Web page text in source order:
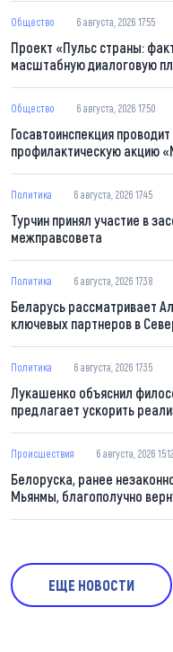
Общество 6 августа, 2026 17:55
Проект «Пульс страны:
масштабную диалоговую
Общество 6 августа, 2026 17:50
Госавтоинспекция
профилактическую акцию
Политика 6 августа, 2026 17:45
Турчин принял участие в
межправсовета
Политика 6 августа, 2026 17:38
Беларусь рассматривает
ключевых партнеров в
Политика 6 августа, 2026 17:35
Лукашенко объяснил
предлагает ускорить
Происшествия 6 августа, 2026 15:12
Белоруска, ранее
Мьянмы, благополучно
ЕЩЕ НОВОСТИ